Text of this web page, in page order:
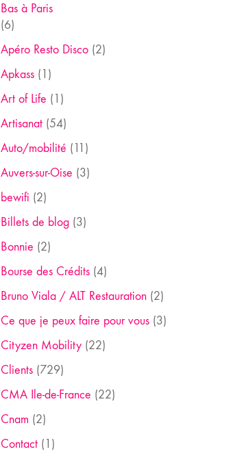
Bas à Paris
(6)
Apéro Resto Disco(2)
Apkass(1)
Art of Life (1)
Artisanat(54)
Auto/mobilité (11)
Auvers-sur-Oise (3)
bewifi (2)
Billets de blog(3)
Bonnie (2)
Bourse des Crédits(4)
Bruno Viala / ALT Restauration(2)
Ce que je peux faire pour vous(3)
Cityzen Mobility(22)
Clients(729)
CMA Ile-de-France (22)
Cnam (2)
Contact(1)